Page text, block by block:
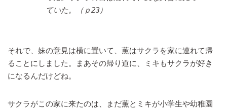
ていた。（ｐ23）
それで、妹の意見は横に置いて、薫はサクラを家に連れて帰
ることにしました。まあその帰り道に、ミキもサクラが好き
になるんだけどね。
サクラがこの家に来たのは、まだ薫とミキが小学生や幼稚園